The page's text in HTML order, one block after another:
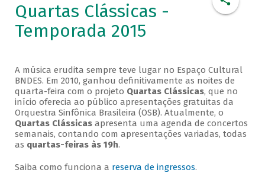
Quartas Clássicas -
Temporada 2015
A música erudita sempre teve lugar no Espaço Cultural
BNDES. Em 2010, ganhou definitivamente as noites de
quarta-feira com o projeto Quartas Clássicas, que no
início oferecia ao público apresentações gratuitas da
Orquestra Sinfônica Brasileira (OSB). Atualmente, o
Quartas Clássicasapresenta uma agenda de concertos
semanais, contando com apresentações variadas, todas
as quartas-feiras às 19h.
Saiba como funciona a reserva de ingressos.